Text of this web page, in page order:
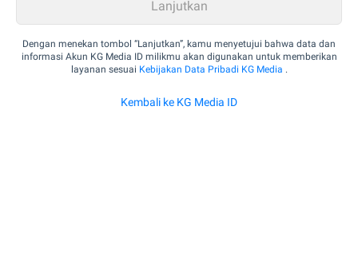
Dengan menekan tombol “Lanjutkan”, kamu menyetujui bahwa data dan
informasi Akun KG Media ID milikmu akan digunakan untuk memberikan
layanan sesuai Kebijakan Data Pribadi KG Media .
Kembali ke KG Media ID